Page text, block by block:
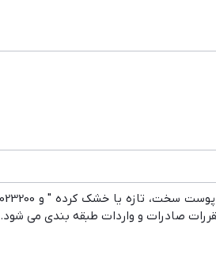
صادرات و واردات طبقه بندی می شود.